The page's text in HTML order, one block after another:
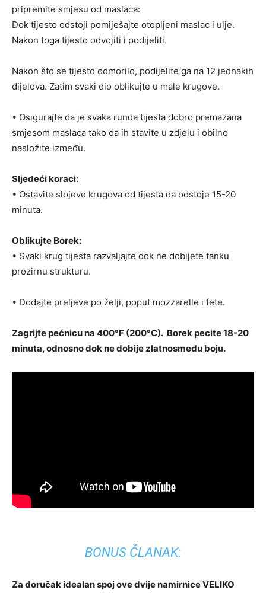
pripremite smjesu od maslaca:
Dok tijesto odstoji pomiješajte otopljeni maslac i ulje.
Nakon toga tijesto odvojiti i podijeliti.
Nakon što se tijesto odmorilo, podijelite ga na 12 jednakih
dijelova. Zatim svaki dio oblikujte u male krugove.
• Osigurajte da je svaka runda tijesta dobro premazana
smjesom maslaca tako da ih stavite u zdjelu i obilno
nasložite između.
Sljedeći koraci:
• Ostavite slojeve krugova od tijesta da odstoje 15-20
minuta.
Oblikujte Borek:
• Svaki krug tijesta razvaljajte dok ne dobijete tanku
prozirnu strukturu.
• Dodajte preljeve po želji, poput mozzarelle i fete.
Zagrijte pećnicu na 400°F (200°C). Borek pecite 18-20
minuta, odnosno dok ne dobije zlatnosmeđu boju.
BONUS ČLANAK:
Za doručak idealan spoj ove dvije namirnice VELIKO